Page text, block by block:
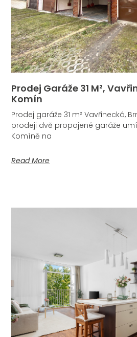
Prodej Garáže 31 M²,
Komín
Prodej garáže 31 m² Vavřinecká,
prodeji dvě propojené garáže
Komíně na
Read More